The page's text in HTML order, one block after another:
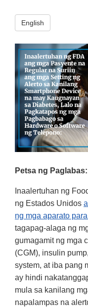
English
Petsa ng
Inaalertuhan ng
ng Estados Unidos
ng mga aparato
tagapag-alaga ng
gumagamit ng mga
(CGM), insulin
system, at iba pang
ay hindi
mula sa kanilang
napalampas na